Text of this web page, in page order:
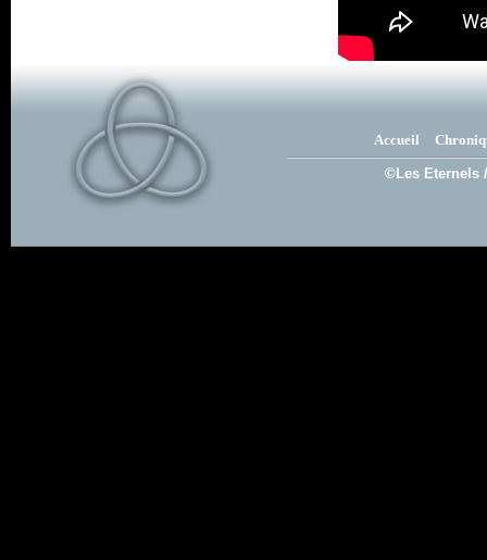
Accueil
©Les Eternels